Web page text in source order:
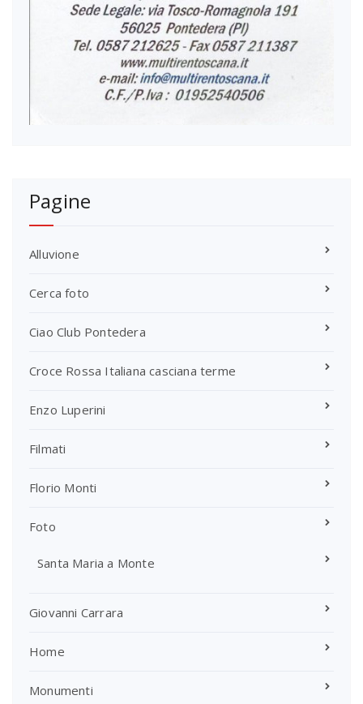
Pagine
Alluvione
Cerca foto
Ciao Club Pontedera
Croce Rossa Italiana casciana terme
Enzo Luperini
Filmati
Florio Monti
Foto
Santa Maria a Monte
Giovanni Carrara
Home
Monumenti